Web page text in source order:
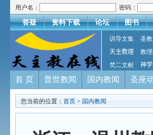
用户名： 密码：
答疑 资料下载 论坛 图书
训导文集 圣
天主教理
教
梵二文献
神
首 页 普世教闻 国内教闻 圣座
您当前的位置： 首页 > 国内教闻